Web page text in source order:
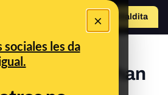
×
sociales les da
Hazte Maldito
ni ‘El Plural’ han